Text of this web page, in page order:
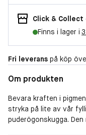
Click &
Finns i lager i
Fri leverans på köp
Om produkten
Bevara kraften i
stryka på lite av vår
puderögonskugga.